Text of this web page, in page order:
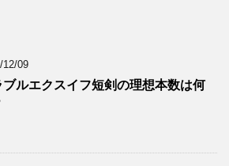
12/09
ブルエクスイフ短剣の理想本数は何